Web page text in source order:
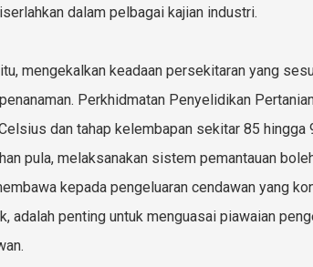
dalam pelbagai kajian industri.
mengekalkan keadaan persekitaran yang
Perkhidmatan Penyelidikan
dan tahap kelembapan sekitar 85
pula, melaksanakan sistem pemantauan
kepada pengeluaran cendawan yang
adalah penting untuk menguasai piawaian